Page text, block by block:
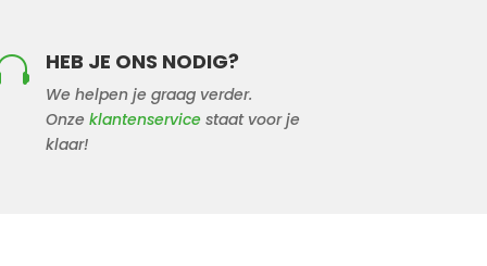
HEB JE ONS NODIG?
We helpen je graag verder.
Onze klantenservice staat voor je
klaar!